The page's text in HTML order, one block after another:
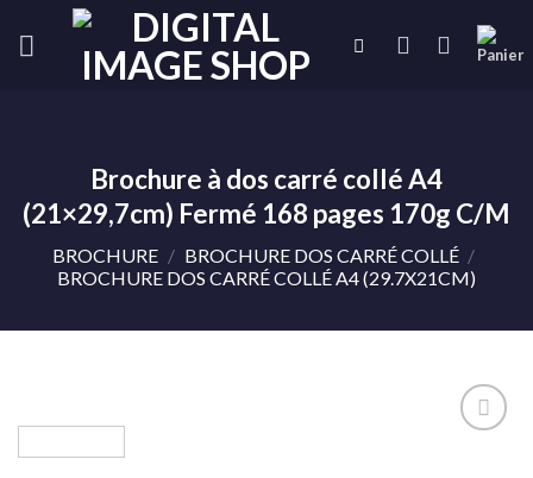
Brochure à dos carré collé A4
(21×29,7cm) Fermé 168 pages 170g C/M
BROCHURE / BROCHURE DOS CARRÉ COLLÉ /
BROCHURE DOS CARRÉ COLLÉ A4 (29.7X21CM)